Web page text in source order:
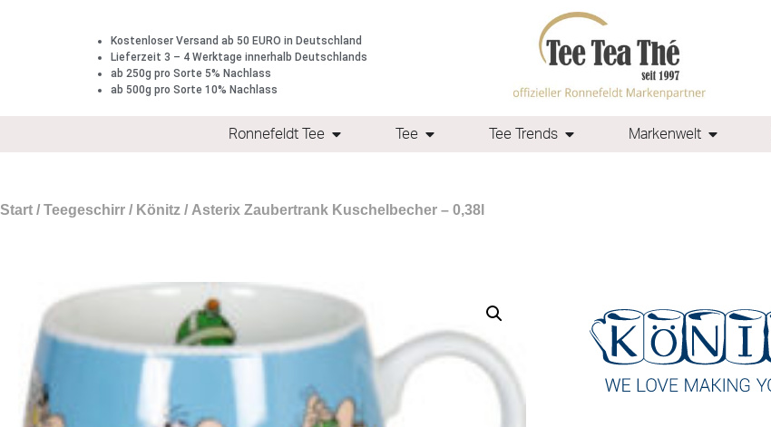
Kostenloser Versand ab 50 EURO in Deutschland
Lieferzeit 3 – 4 Werktage innerhalb Deutschlands
ab 250g pro Sorte 5% Nachlass
ab 500g pro Sorte 10% Nachlass
Ronnefeldt Tee Tee Tee Trends Markenwelt
Start / Teegeschirr / Könitz / Asterix Zaubertrank Kuschelbecher – 0,38l